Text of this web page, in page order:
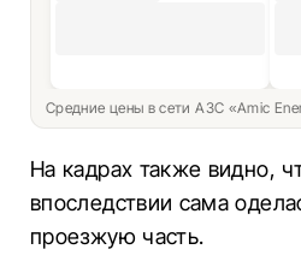
Средние цены в сети АЗС «Amic
На кадрах также видно,
впоследствии сама
проезжую часть.